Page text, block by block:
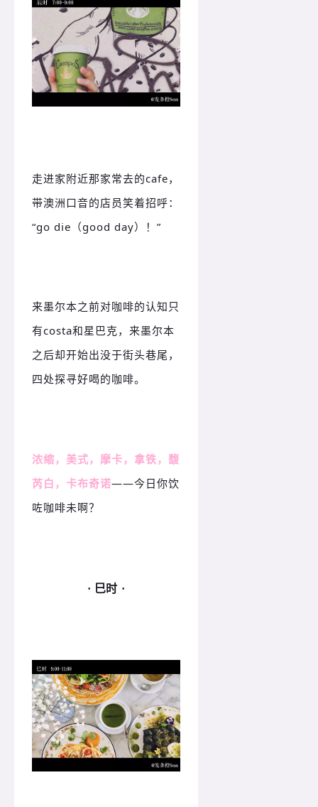
走进家附近那家常去的cafe，
带澳洲口音的店员笑着招呼：
“go die（good day）！ ”
来墨尔本之前对咖啡的认知只
有costa和星巴克，来墨尔本
之后却开始出没于街头巷尾，
四处探寻好喝的咖啡。
浓缩，美式，摩卡，拿铁，馥
芮白，卡布奇诺——今日你饮
咗咖啡未啊？
· 巳时 ·